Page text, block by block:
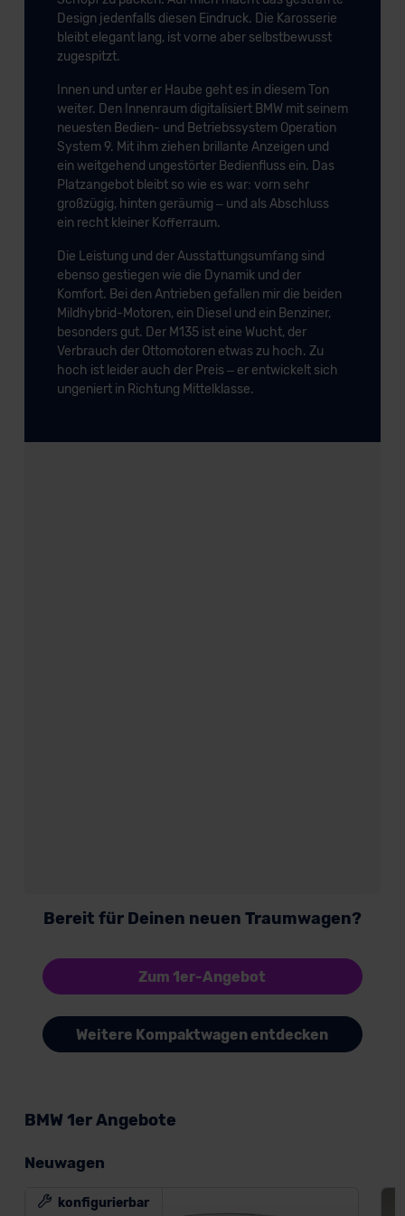
der EU erfolgt, erfolgt dies ausschließlich auf der
Grundlage eines Angemessenheitsbeschlusses der EU-
Kommission (Art. 45 Abs. 1 DSGVO), von
Standarddatenschutzklauseln (Art. 46 Abs. 2 lit. c
DSGVO) oder wenn Sie hierzu Ihre Einwilligung freiwillig
erteilen. Nähere Informationen zu den bestehenden
Datenschutzklauseln können Sie über den Kontakt zu
unserem Datenschutzbeauftragten unter
datenschutz@meinauto.de anfordern.
Design jedenfalls diesen Eindruck. Die Karosserie
bleibt elegant lang, ist vorne aber selbstbewusst
zugespitzt.
Innen und unter er Haube geht es in diesem Ton
weiter. Den Innenraum digitalisiert BMW mit seinem
neuesten Bedien- und Betriebssystem Operation
System 9. Mit ihm ziehen brillante Anzeigen und
ein weitgehend ungestörter Bedienfluss ein. Das
Platzangebot bleibt so wie es war: vorn sehr
großzügig, hinten geräumig – und als Abschluss
ein recht kleiner Kofferraum.
Die Leistung und der Ausstattungsumfang sind
ebenso gestiegen wie die Dynamik und der
Komfort. Bei den Antrieben gefallen mir die beiden
Mildhybrid-Motoren, ein Diesel und ein Benziner,
besonders gut. Der M135 ist eine Wucht, der
Verbrauch der Ottomotoren etwas zu hoch. Zu
hoch ist leider auch der Preis – er entwickelt sich
ungeniert in Richtung Mittelklasse.
Bereit für Deinen neuen Traumwagen?
Zum 1er-Angebot
Weitere Kompaktwagen entdecken
BMW 1er Angebote
Neuwagen
konfigurierbar